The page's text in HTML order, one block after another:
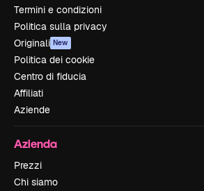
Termini e condizioni
Politica sulla privacy
Originali New
Politica dei cookie
Centro di fiducia
Affiliati
Aziende
Azienda
Prezzi
Chi siamo